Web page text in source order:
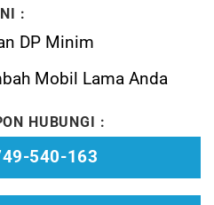
:
DP Minim
Mobil Lama Anda
HUBUNGI :
540-163